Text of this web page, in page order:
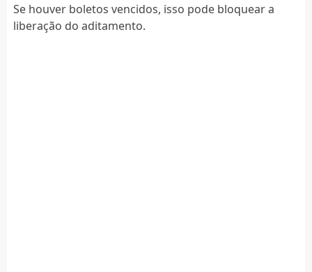
Se houver boletos vencidos, isso pode bloquear a
liberação do aditamento.